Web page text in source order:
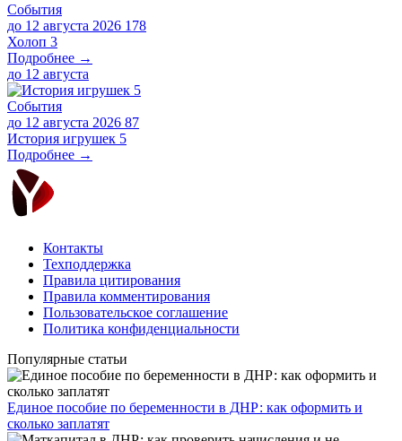
События
до 12 августа 2026 178
Холоп 3
Подробнее →
до 12 августа
События
до 12 августа 2026 87
История игрушек 5
Подробнее →
Контакты
Техподдержка
Правила цитирования
Правила комментирования
Пользовательское соглашение
Политика конфиденциальности
Популярные статьи
Единое пособие по беременности в ДНР: как оформить и
сколько заплатят